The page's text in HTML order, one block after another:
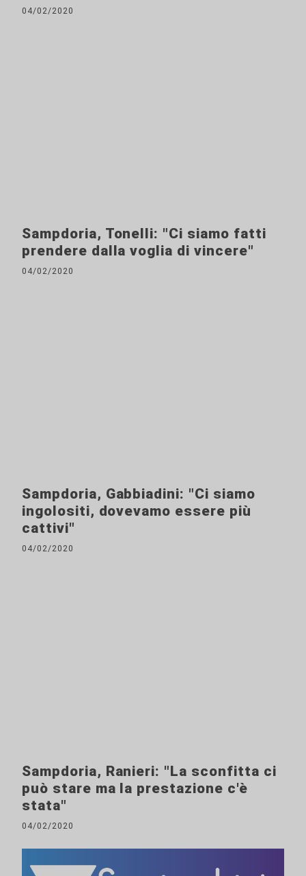
04/02/2020
Sampdoria, Tonelli: "Ci siamo fatti
prendere dalla voglia di vincere"
04/02/2020
Sampdoria, Gabbiadini: "Ci siamo
ingolositi, dovevamo essere più
cattivi"
04/02/2020
Sampdoria, Ranieri: "La sconfitta ci
può stare ma la prestazione c'è
stata"
04/02/2020